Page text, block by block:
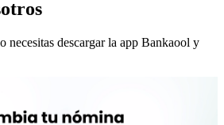
necesitas descargar la app Bankaool y